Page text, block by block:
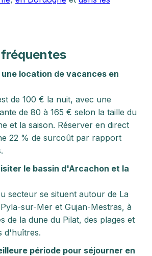
location de vacances en
de 100 € la nuit, avec une
de 80 à 165 € selon la taille du
et la saison. Réserver en direct
22 % de surcoût par rapport
le bassin d'Arcachon et la
secteur se situent autour de La
sur-Mer et Gujan-Mestras, à
de la dune du Pilat, des plages et
d'huîtres.
période pour séjourner en